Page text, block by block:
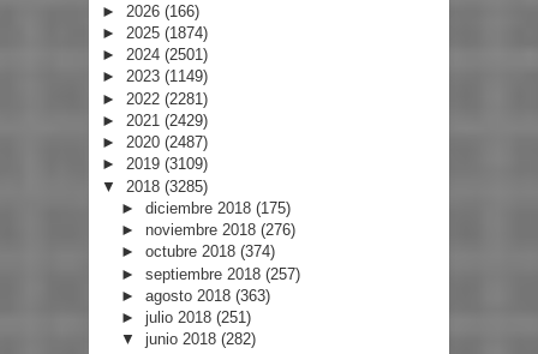
► 2026 (166)
► 2025 (1874)
► 2024 (2501)
► 2023 (1149)
► 2022 (2281)
► 2021 (2429)
► 2020 (2487)
► 2019 (3109)
▼ 2018 (3285)
► diciembre 2018 (175)
► noviembre 2018 (276)
► octubre 2018 (374)
► septiembre 2018 (257)
► agosto 2018 (363)
► julio 2018 (251)
▼ junio 2018 (282)